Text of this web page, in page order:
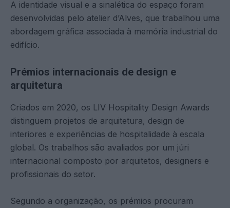
A identidade visual e a sinalética do espaço foram
desenvolvidas pelo atelier d’Alves, que trabalhou uma
abordagem gráfica associada à memória industrial do
edifício.
Prémios internacionais de design e
arquitetura
Criados em 2020, os LIV Hospitality Design Awards
distinguem projetos de arquitetura, design de
interiores e experiências de hospitalidade à escala
global. Os trabalhos são avaliados por um júri
internacional composto por arquitetos, designers e
profissionais do setor.
Segundo a organização, os prémios procuram